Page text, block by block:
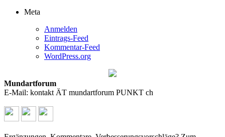
Meta
Anmelden
Eintrags-Feed
Kommentar-Feed
WordPress.org
Mundartforum
E-Mail: kontakt ÄT mundartforum PUNKT ch